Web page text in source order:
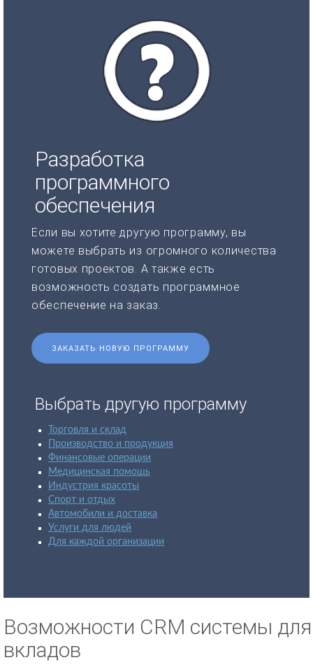
Разработка
программного
обеспечения
Если вы хотите другую программу, вы
можете выбрать из огромного количества
готовых проектов. А также есть
возможность создать программное
обеспечение на заказ.
ЗАКАЗАТЬ НОВУЮ ПРОГРАММУ
Выбрать другую программу
Торговля и склад
Производство и продукция
Финансовые операции
Медицинская помощь
Индустрия красоты
Спорт и отдых
Автомобили и доставка
Услуги для людей
Для каждой организации
Возможности CRM системы для
вкладов